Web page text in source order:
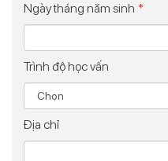
Ngày tháng năm sinh *
Trình độ học vấn
Địa chỉ